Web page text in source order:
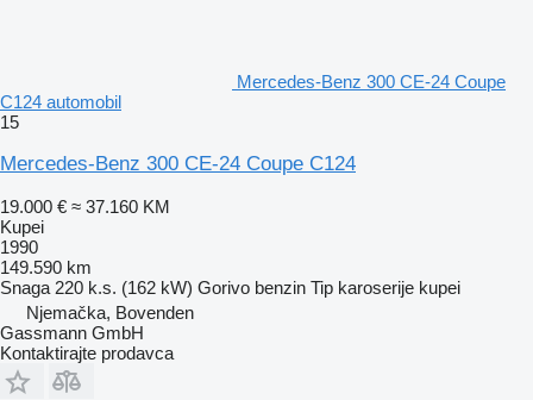
Mercedes-Benz 300 CE-24 Coupe
C124 automobil
15
Mercedes-Benz 300 CE-24 Coupe C124
19.000 € ≈ 37.160 KM
Kupei
1990
149.590 km
Snaga 220 k.s. (162 kW) Gorivo benzin Tip karoserije kupei
Njemačka, Bovenden
Gassmann GmbH
Kontaktirajte prodavca